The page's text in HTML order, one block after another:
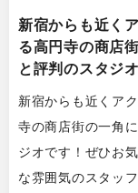
新宿からも近く
る高円寺の商店
と評判のスタジ
新宿からも近くア
寺の商店街の一角
ジオです！ぜひお
な雰囲気のスタッ